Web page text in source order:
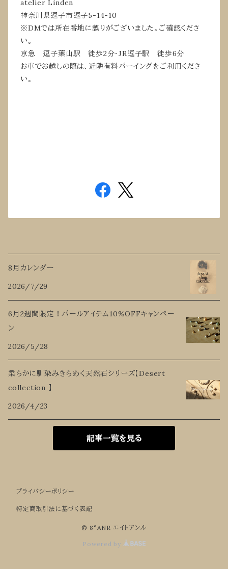
atelier Linden
神奈川県逗子市逗子5-14-10
※DMでは所在番地に誤りがございました。ご確認くださ
い。
京急 逗子葉山駅 徒歩2分・JR逗子駅 徒歩6分
お車でお越しの際は、近隣有料パーイングをご利用くださ
い。
8月カレンダー
2026/7/29
6月2週間限定！パールアイテム10%OFFキャンペー
ン
2026/5/28
柔らかに馴染みきらめく天然石シリーズ【Desert
collection 】
2026/4/23
記事一覧を見る
プライバシーポリシー
特定商取引法に基づく表記
© 8°ANR エイトアンル
Powered by